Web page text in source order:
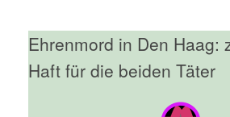
Ehrenmord in Den Haag:
Haft für die beiden Täter